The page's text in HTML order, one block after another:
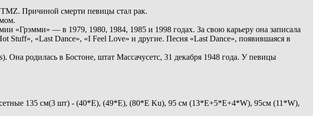
Причиной смерти певицы стал рак.
«Грэмми» — в 1979, 1980, 1984, 1985 и 1998 годах. За свою карьеру она записала
«Last Dance», «I Feel Love» и другие. Песня «Last Dance», появившаяся в
родилась в Бостоне, штат Массачусетс, 31 декабря 1948 года. У певицы
135 см(3 шт) - (40*Е), (49*Е), (80*E Ku), 95 см (13*E+5*E+4*W), 95см (11*W),